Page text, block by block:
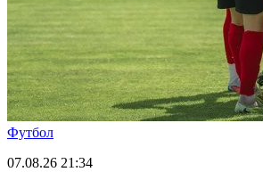
Футбол
07.08.26 21:34